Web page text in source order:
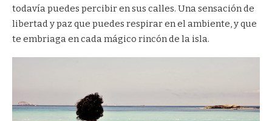
todavía puedes percibir en sus calles. Una sensación de
libertad y paz que puedes respirar en el ambiente, y que
te embriaga en cada mágico rincón de la isla.